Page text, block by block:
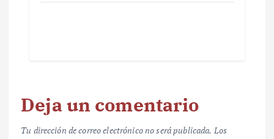
Deja un comentario
Tu dirección de correo electrónico no será publicada. Los